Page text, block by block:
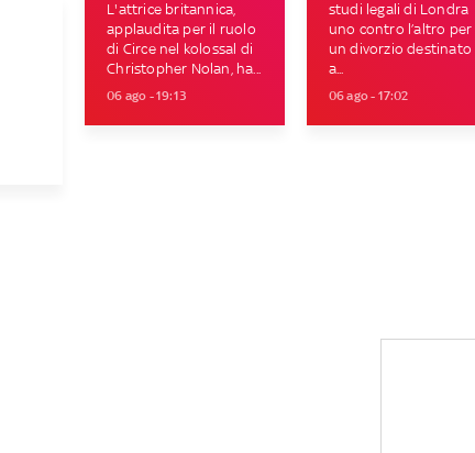
L'attrice britannica,
applaudita per il ruolo
di Circe nel kolossal di
Christopher Nolan, ha...
06 ago - 19:13
studi legali di Londra
uno contro l’altro per
un divorzio destinato
a...
06 ago - 17:02